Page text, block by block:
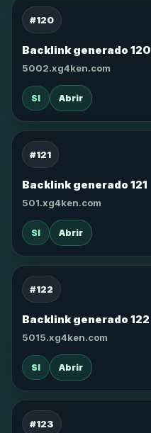
#120
Backlink generado 120
5002.xg4ken.com
SI Abrir
#121
Backlink generado 121
501.xg4ken.com
SI Abrir
#122
Backlink generado 122
5015.xg4ken.com
SI Abrir
#123